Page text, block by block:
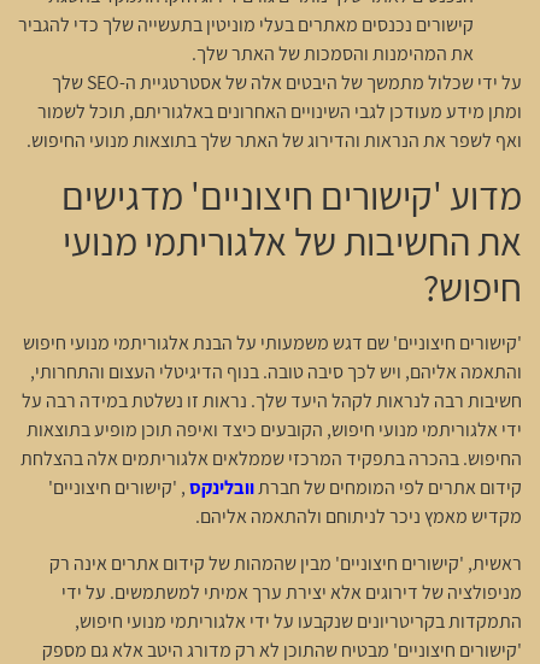
קישורים נכנסים מאתרים בעלי מוניטין בתעשייה שלך כדי להגביר
את המהימנות והסמכות של האתר שלך.
על ידי שכלול מתמשך של היבטים אלה של אסטרטגיית ה-SEO שלך
ומתן מידע מעודכן לגבי השינויים האחרונים באלגוריתם, תוכל לשמור
ואף לשפר את הנראות והדירוג של האתר שלך בתוצאות מנועי החיפוש.
מדוע 'קישורים חיצוניים' מדגישים
את החשיבות של אלגוריתמי מנועי
חיפוש?
'קישורים חיצוניים' שם דגש משמעותי על הבנת אלגוריתמי מנועי חיפוש
והתאמה אליהם, ויש לכך סיבה טובה. בנוף הדיגיטלי העצום והתחרותי,
חשיבות רבה לנראות לקהל היעד שלך. נראות זו נשלטת במידה רבה על
ידי אלגוריתמי מנועי חיפוש, הקובעים כיצד ואיפה תוכן מופיע בתוצאות
החיפוש. בהכרה בתפקיד המרכזי שממלאים אלגוריתמים אלה בהצלחת
קידום אתרים לפי המומחים של חברתוובלינקס, 'קישורים חיצוניים'
מקדיש מאמץ ניכר לניתוחם ולהתאמה אליהם.
ראשית, 'קישורים חיצוניים' מבין שהמהות של קידום אתרים אינה רק
מניפולציה של דירוגים אלא יצירת ערך אמיתי למשתמשים. על ידי
התמקדות בקריטריונים שנקבעו על ידי אלגוריתמי מנועי חיפוש,
'קישורים חיצוניים' מבטיח שהתוכן לא רק מדורג היטב אלא גם מספק